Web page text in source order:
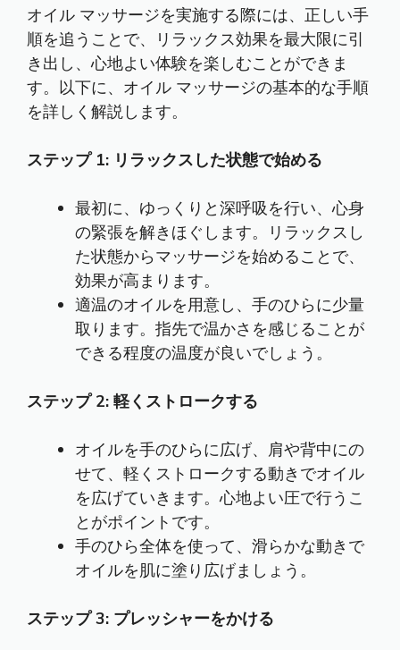
オイル マッサージを実施する際には、正しい手
順を追うことで、リラックス効果を最大限に引
き出し、心地よい体験を楽しむことができま
す。以下に、オイル マッサージの基本的な手順
を詳しく解説します。
ステップ 1: リラックスした状態で始める
最初に、ゆっくりと深呼吸を行い、心身
の緊張を解きほぐします。リラックスし
た状態からマッサージを始めることで、
効果が高まります。
適温のオイルを用意し、手のひらに少量
取ります。指先で温かさを感じることが
できる程度の温度が良いでしょう。
ステップ 2: 軽くストロークする
オイルを手のひらに広げ、肩や背中にの
せて、軽くストロークする動きでオイル
を広げていきます。心地よい圧で行うこ
とがポイントです。
手のひら全体を使って、滑らかな動きで
オイルを肌に塗り広げましょう。
ステップ 3: プレッシャーをかける